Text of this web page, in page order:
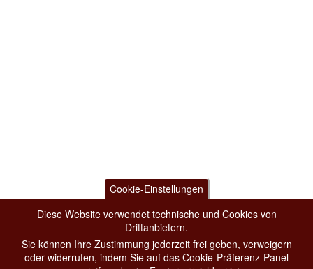
Cookie-Einstellungen
Diese Website verwendet technische und Cookies von
Drittanbietern.
Sie können Ihre Zustimmung jederzeit frei geben, verweigern
oder widerrufen, indem Sie auf das Cookie-Präferenz-Panel